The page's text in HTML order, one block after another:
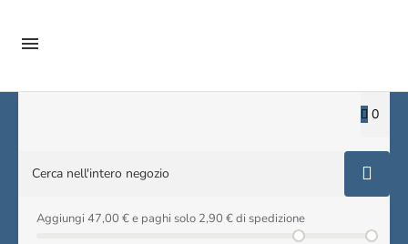

0
Aggiungi 47,00 € e paghi solo 2,90 € di spedizione